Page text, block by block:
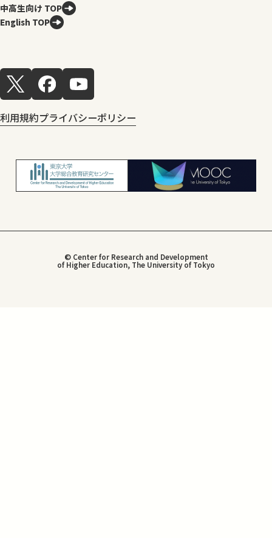
中高生向け TOP
English TOP
利用規約プライバシーポリシー
© Center for Research and Development
of Higher Education, The University of Tokyo